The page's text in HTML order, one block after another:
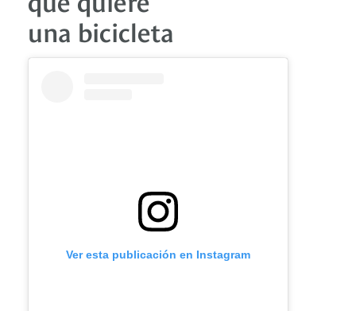
una bicicleta
Ver esta publicación en Instagram